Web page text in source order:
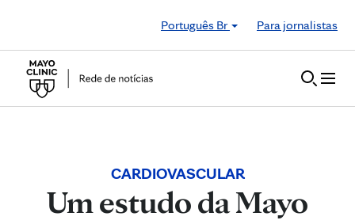
Português Br
Para jornalistas
CARDIOVASCULAR
Um estudo da Mayo